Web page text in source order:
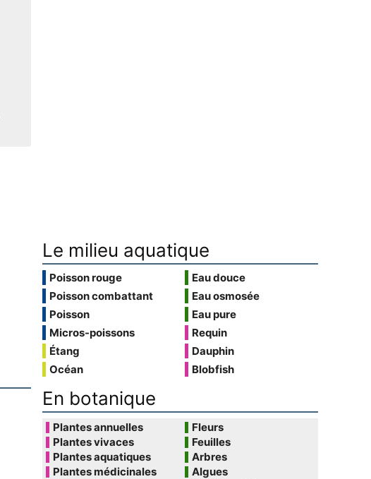
Le milieu aquatique
Poisson rouge
Poisson combattant
Poisson
Micros-poissons
Étang
Océan
Eau douce
Eau osmosée
Eau pure
Requin
Dauphin
Blobfish
En botanique
Plantes annuelles
Plantes vivaces
Plantes aquatiques
Plantes médicinales
Fleurs
Feuilles
Arbres
Algues